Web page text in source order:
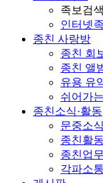
족보검색
인터넷
종친 사랑방
종친 회
종친 앨
유용 유
쉬어가
종친소식·활동
문중소식
종친활동
종친업
각파소